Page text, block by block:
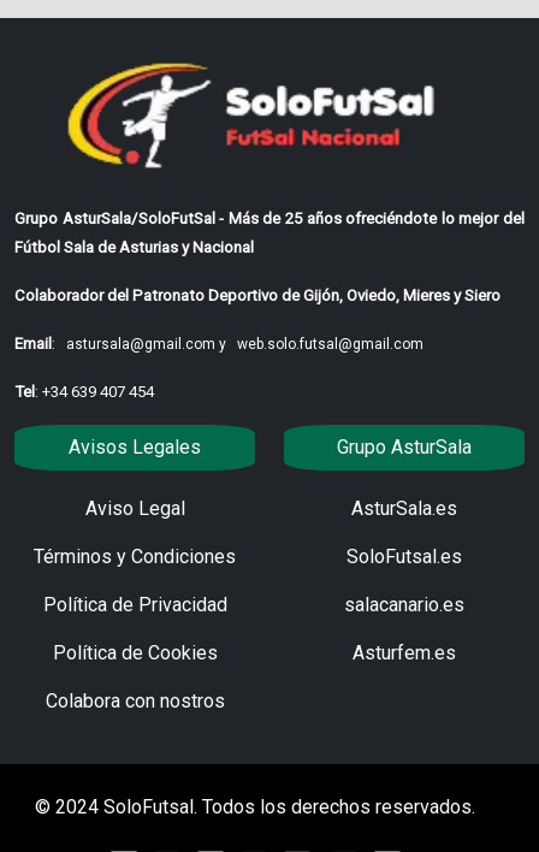
Grupo AsturSala/SoloFutSal - Más de 25 años ofreciéndote lo mejor del
Fútbol Sala de Asturias y Nacional
Colaborador del Patronato Deportivo de Gijón, Oviedo, Mieres y Siero
Email: astursala@gmail.com y web.solo.futsal@gmail.com
Tel: +34 639 407 454
Avisos Legales
Aviso Legal
Términos y Condiciones
Política de Privacidad
Política de Cookies
Colabora con nostros
Grupo AsturSala
AsturSala.es
SoloFutsal.es
salacanario.es
Asturfem.es
© 2024 SoloFutsal. Todos los derechos reservados.